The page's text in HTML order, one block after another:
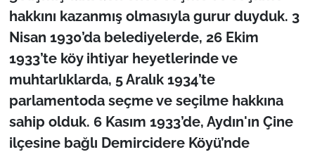
hakkını kazanmış olmasıyla gurur duyduk. 3
Nisan 1930’da belediyelerde, 26 Ekim
1933’te köy ihtiyar heyetlerinde ve
muhtarlıklarda, 5 Aralık 1934’te
parlamentoda seçme ve seçilme hakkına
sahip olduk. 6 Kasım 1933’de, Aydın'ın Çine
ilçesine bağlı Demircidere Köyü’nde
Canlı Maç
Finans
Genel-A
Gündem-Eğitim